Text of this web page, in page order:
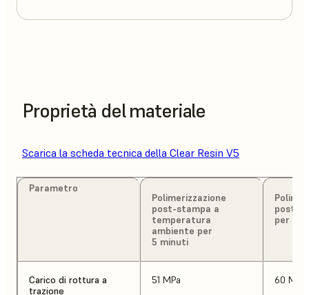
Proprietà del materiale
Scarica la scheda tecnica della Clear Resin V5
Parametro
Polimerizzazione
post-stampa a
temperatura
ambiente per
5 minuti
post-
per 15
Carico di rottura a
trazione
51 MPa 60 MPa